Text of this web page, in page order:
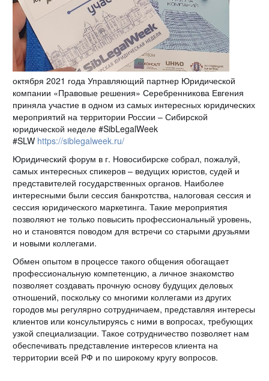
октября 2021 года Управляющий партнер Юридической
компании «Правовые решения» Серебренникова Евгения
приняла участие в одном из самых интересных юридических
мероприятий на территории России – Сибирской
юридической неделе #SibLegalWeek
#SLW https://siblegalweek.ru/
Юридический форум в г. Новосибирске собрал, пожалуй,
самых интересных спикеров – ведущих юристов, судей и
представителей государственных органов. Наиболее
интересными были сессия банкротства, налоговая сессия и
сессия юридического маркетинга. Такие мероприятия
позволяют не только повысить профессиональный уровень,
но и становятся поводом для встречи со старыми друзьями
и новыми коллегами.
Обмен опытом в процессе такого общения обогащает
профессиональную компетенцию, а личное знакомство
позволяет создавать прочную основу будущих деловых
отношений, поскольку со многими коллегами из других
городов мы регулярно сотрудничаем, представляя интересы
клиентов или консультируясь с ними в вопросах, требующих
узкой специализации. Такое сотрудничество позволяет нам
обеспечивать представление интересов клиента на
территории всей РФ и по широкому кругу вопросов.